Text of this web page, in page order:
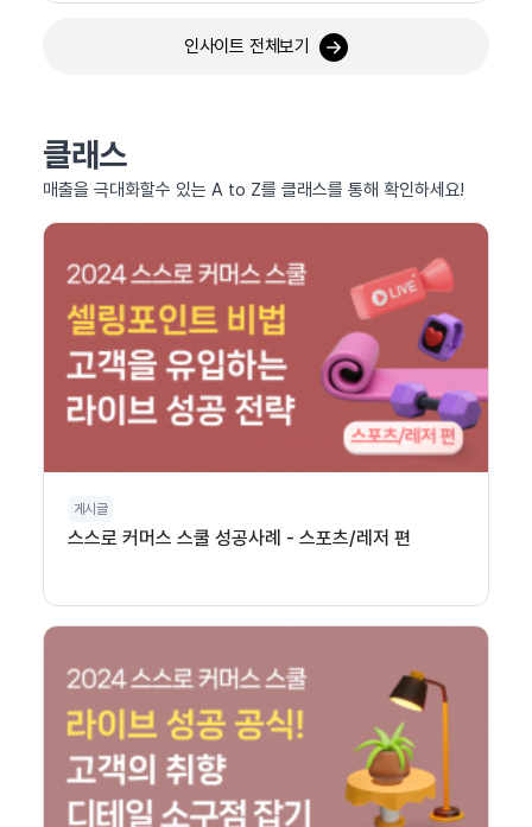
인사이트 전체보기
클래스
매출을 극대화할수 있는 A to Z를 클래스를 통해 확인하세요!
게시글
스스로 커머스 스쿨 성공사례 - 스포츠/레저 편